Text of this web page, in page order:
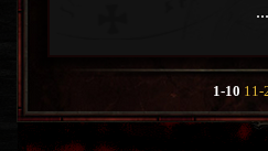
1-10 11-